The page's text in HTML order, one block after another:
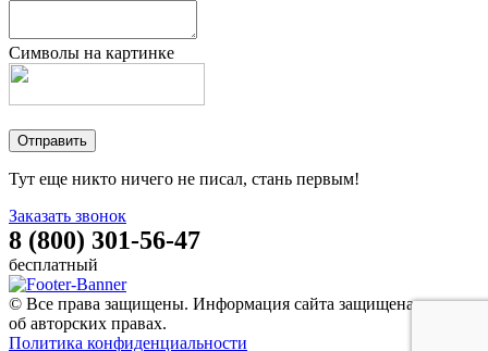
Символы на картинке
Тут еще никто ничего не писал, стань первым!
Заказать звонок
8 (800) 301-56-47
бесплатный
© Все права защищены. Информация сайта защищена законом
об авторских правах.
Политика конфиденциальности